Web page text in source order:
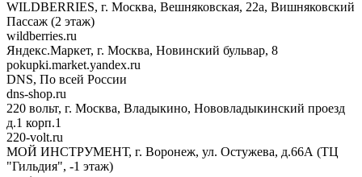
WILDBERRIES, г. Москва, Вешняковская, 22а, Вишняковский
Пассаж (2 этаж)
wildberries.ru
Яндекс.Маркет, г. Москва, Новинский бульвар, 8
pokupki.market.yandex.ru
DNS, По всей России
dns-shop.ru
220 вольт, г. Москва, Владыкино, Нововладыкинский проезд
д.1 корп.1
220-volt.ru
МОЙ ИНСТРУМЕНТ, г. Воронеж, ул. Остужева, д.66А (ТЦ
"Гильдия", -1 этаж)